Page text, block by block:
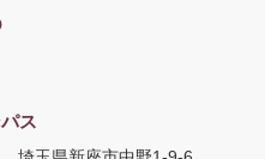
ス